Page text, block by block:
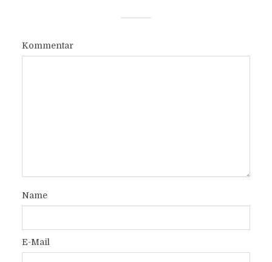
Kommentar
Name
E-Mail